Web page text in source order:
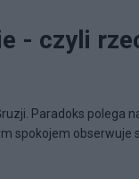
- czyli
Paradoks polega
spokojem obserwuje